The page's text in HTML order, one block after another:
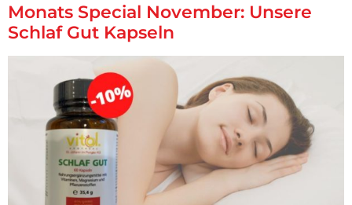
Monats Special November: Unsere
Schlaf Gut Kapseln